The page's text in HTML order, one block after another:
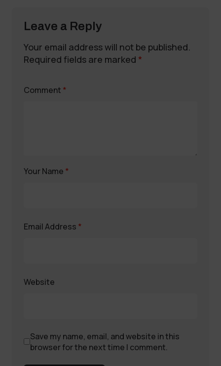
Leave a Reply
Your email address will not be published.
Required fields are marked *
Comment *
Your Name *
Email Address *
Website
Save my name, email, and website in this
browser for the next time I comment.